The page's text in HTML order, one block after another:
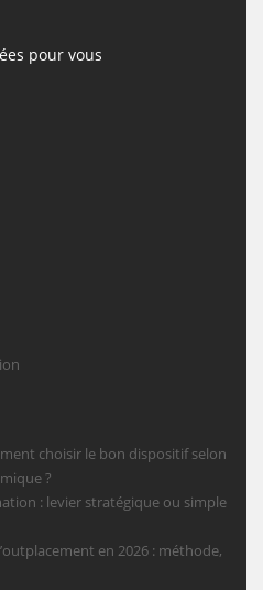
pour vous
choisir le bon dispositif selon
?
: levier stratégique ou simple
en 2026 : méthode,